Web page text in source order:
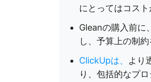
にとってはコスト
Gleanの購入前に
し、予算上の制
ClickUpは、 より
り、包括的なプ